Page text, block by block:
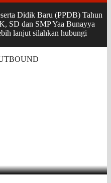
Didik Baru (PPDB) Tahun
SD dan SMP Yaa Bunayya
lanjut silahkan hubungi